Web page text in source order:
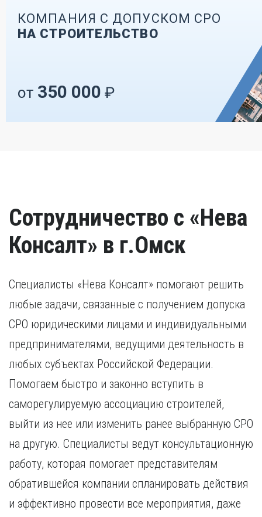
КОМПАНИЯ С ДОПУСКОМ СРО
НА СТРОИТЕЛЬСТВО
от 350 000 ₽
Сотрудничество с «Нева
Консалт» в г.Омск
Специалисты «Нева Консалт» помогают решить
любые задачи, связанные с получением допуска
СРО юридическими лицами и индивидуальными
предпринимателями, ведущими деятельность в
любых субъектах Российской Федерации.
Помогаем быстро и законно вступить в
саморегулируемую ассоциацию строителей,
выйти из нее или изменить ранее выбранную СРО
на другую. Специалисты ведут консультационную
работу, которая помогает представителям
обратившейся компании спланировать действия
и эффективно провести все мероприятия, даже